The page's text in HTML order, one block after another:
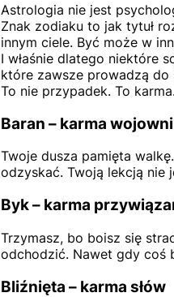
Astrologia nie jest
Znak zodiaku to jak tytuł
innym ciele. Być może w
I właśnie dlatego niektóre
które zawsze prowadzą do
To nie przypadek. To
Baran – karma
Twoje dusza pamięta
odzyskać. Twoją lekcją
Byk – karma
Trzymasz, bo boisz się
odchodzić. Nawet gdy coś
Bliźnięta – karma słów